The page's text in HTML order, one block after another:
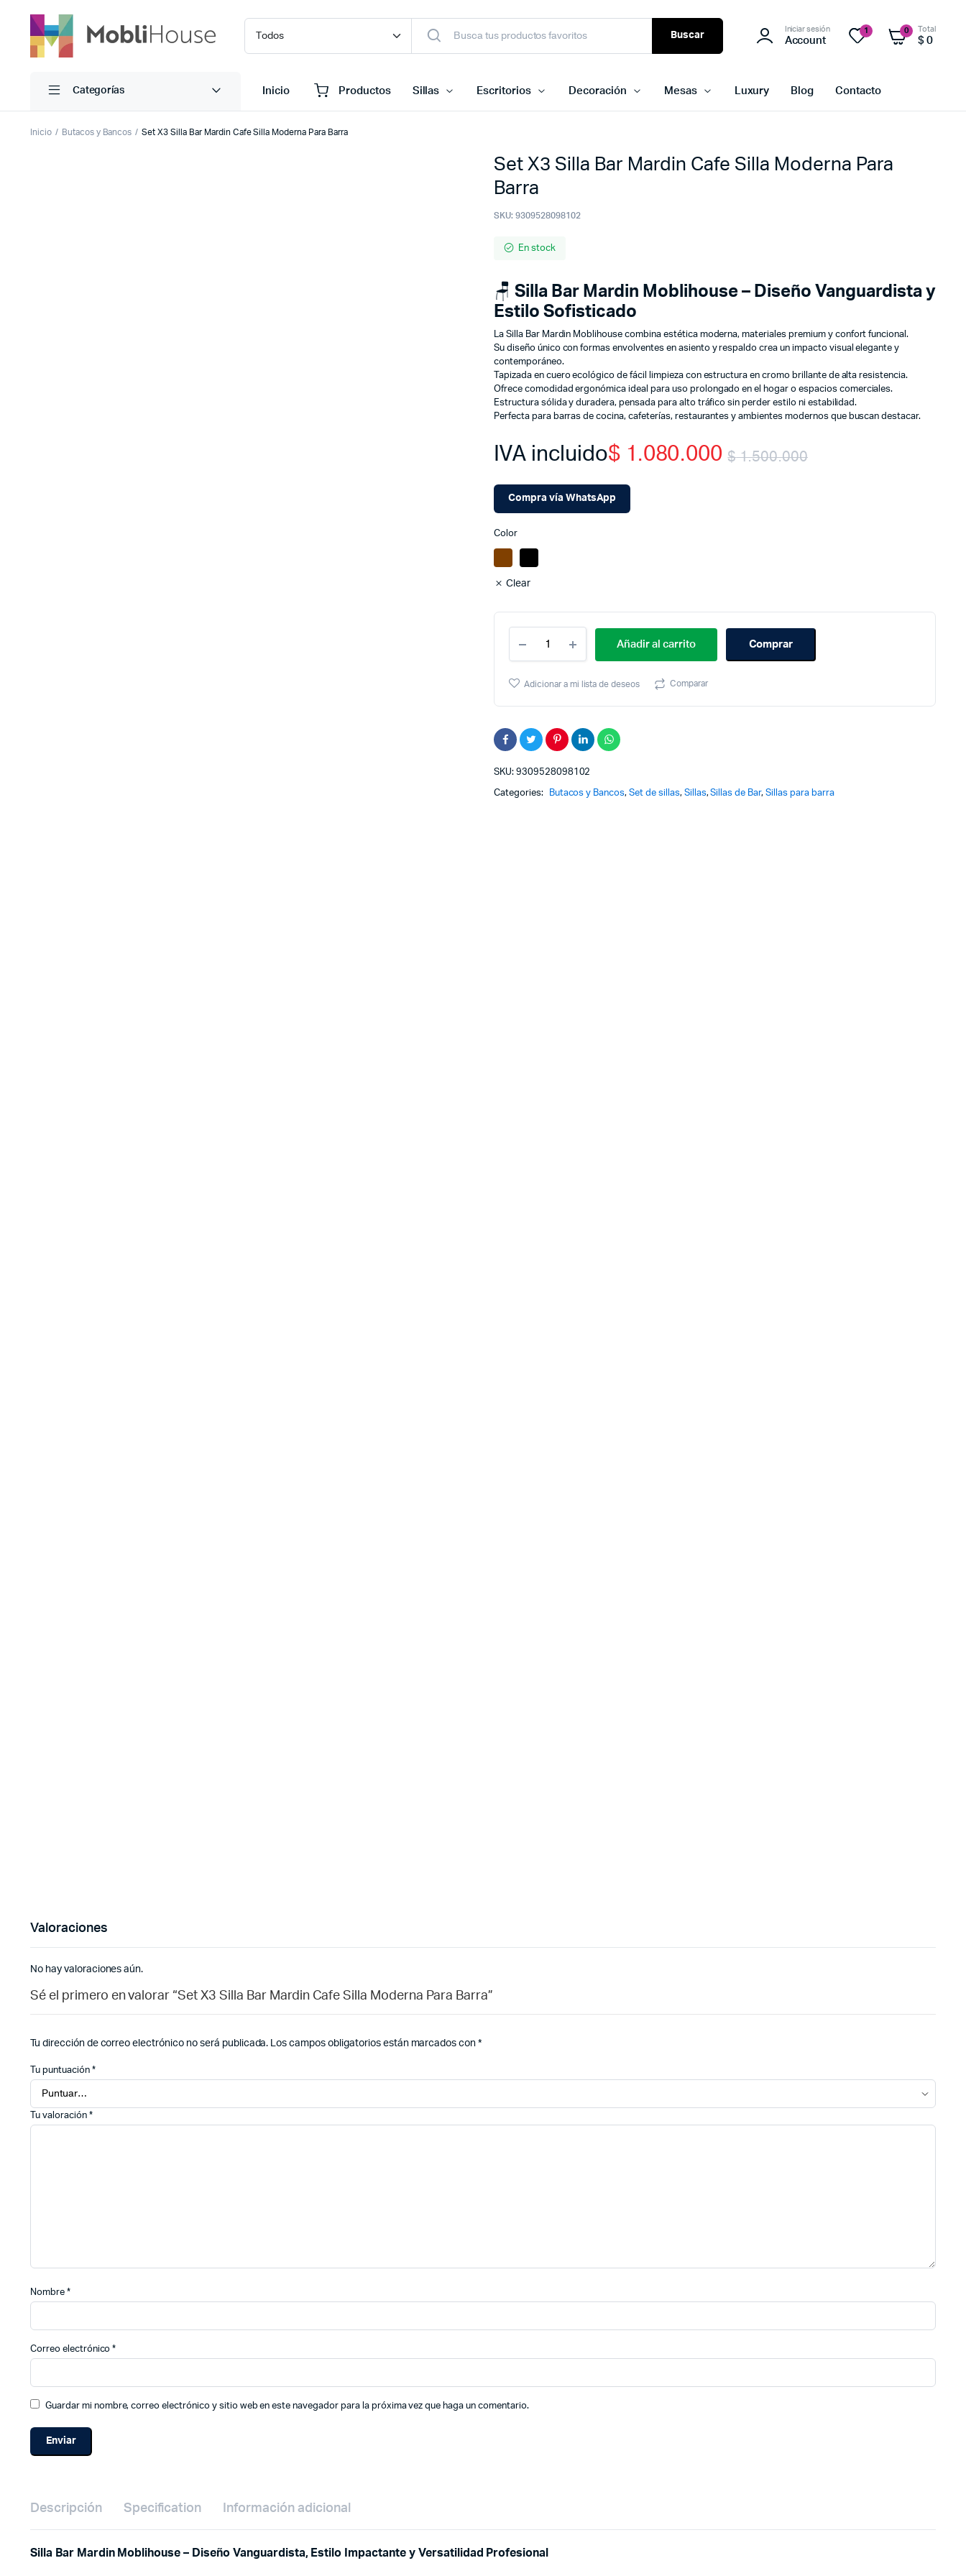
Buscar
Iniciar sesión
Account
1 0 Total
$ 0
Categorías Inicio Productos Sillas Escritorios Decoración Mesas Luxury Blog Contacto
Inicio Butacos y Bancos Set X3 Silla Bar Mardin Cafe Silla Moderna Para Barra
Set X3 Silla Bar Mardin Cafe Silla Moderna Para
Barra
SKU: 9309528098102
En stock
🪑 Silla Bar Mardin Moblihouse – Diseño Vanguardista y
Estilo Sofisticado
La Silla Bar Mardin Moblihouse combina estética moderna, materiales premium y confort funcional.
Su diseño único con formas envolventes en asiento y respaldo crea un impacto visual elegante y
contemporáneo.
Tapizada en cuero ecológico de fácil limpieza con estructura en cromo brillante de alta resistencia.
Ofrece comodidad ergonómica ideal para uso prolongado en el hogar o espacios comerciales.
Estructura sólida y duradera, pensada para alto tráfico sin perder estilo ni estabilidad.
Perfecta para barras de cocina, cafeterías, restaurantes y ambientes modernos que buscan destacar.
$1.500.000
$1.080.000
IVA incluido
Compra vía WhatsApp
Color
Clear
X3
Bar
Silla
Moderna
Barra
Añadir al carrito Comprar
Adicionar a mi lista de deseos Comparar
SKU: 9309528098102
Categories: Butacos y Bancos,Set de sillas, Sillas,Sillas de Bar,Sillas para barra
Valoraciones
No hay valoraciones aún.
Sé el primero en valorar “Set X3 Silla Bar Mardin Cafe Silla Moderna Para Barra”
Tu dirección de correo electrónico no será publicada. Los campos obligatorios están marcados con*
Tu puntuación *
Tu valoración *
Nombre *
Correo electrónico*
Guardar mi nombre, correo electrónico y sitio web en este navegador para la próxima vez que haga un comentario.
Descripción Specification Información adicional
Silla Bar Mardin Moblihouse – Diseño Vanguardista, Estilo Impactante y Versatilidad Profesional